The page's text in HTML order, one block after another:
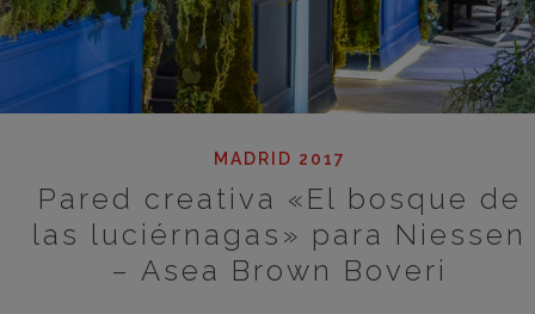
MADRID 2017
Pared creativa «El bosque de
las luciérnagas» para Niessen
– Asea Brown Boveri